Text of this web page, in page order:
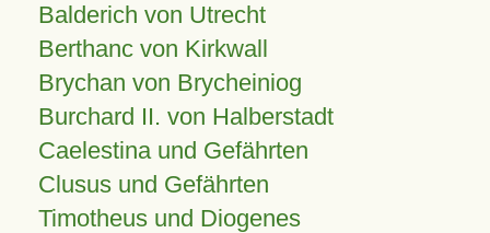
Balderich von Utrecht
Berthanc von Kirkwall
Brychan von Brycheiniog
Burchard II. von Halberstadt
Caelestina und Gefährten
Clusus und Gefährten
Timotheus und Diogenes